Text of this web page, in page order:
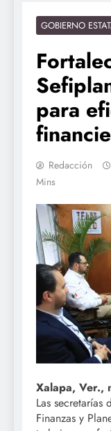
GOBIERNO
para
Redacción
Mins
Xalapa, Ver.,
Las
Finanzas y